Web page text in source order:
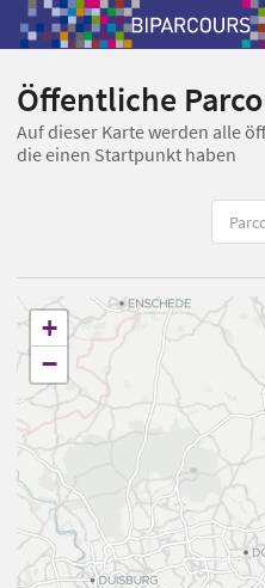
Öffentliche
Auf dieser Karte werden alle
die einen Startpunkt haben
+
−